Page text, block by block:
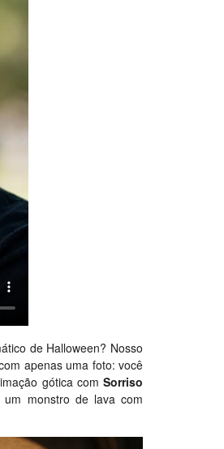
de Halloween? Nosso
apenas uma foto: você
gótica comSorriso
monstro de lava com